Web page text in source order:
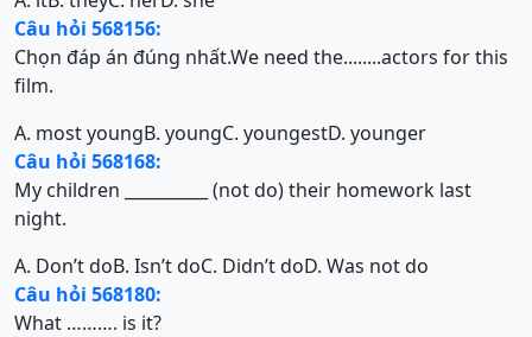
Câu hỏi 568156:
Chọn đáp án đúng nhất.We need the........actors for this
film.
A. most youngB. youngC. youngestD. younger
Câu hỏi 568168:
My children __________ (not do) their homework last
night.
A. Don’t doB. Isn’t doC. Didn’t doD. Was not do
Câu hỏi 568180:
What ………. is it?